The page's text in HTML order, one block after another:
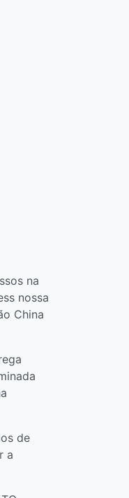
na
nossa
China
de
a